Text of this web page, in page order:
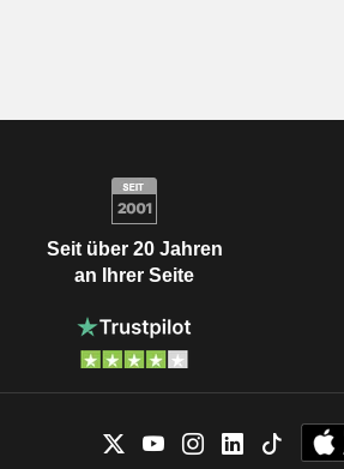
Seit über 20 Jahren
an Ihrer Seite